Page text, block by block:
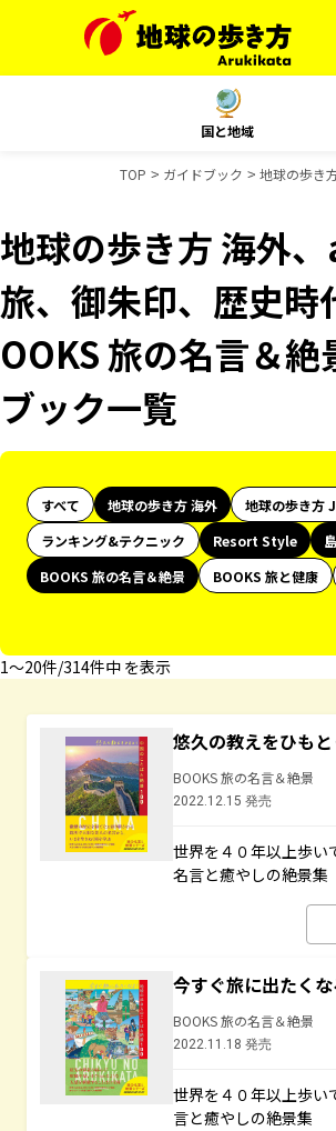
国と地域
TOP ガイドブック 地球の歩き
地球の歩き方 海外
旅、御朱印、歴史時
OOKS 旅の名言＆
ブック一覧
すべて 地球の歩き方 海外 地球の歩き方 J
ランキング&テクニック
Resort Style
BOOKS 旅の名言＆絶景
BOOKS 旅と健康
1〜20件/314件中 を表示
悠久の教えをひも
BOOKS 旅の名言＆絶景
2022.12.15 発売
世界を４０年以上歩い
名言と癒やしの絶景集
今すぐ旅に出たく
BOOKS 旅の名言＆絶景
2022.11.18 発売
世界を４０年以上歩い
言と癒やしの絶景集